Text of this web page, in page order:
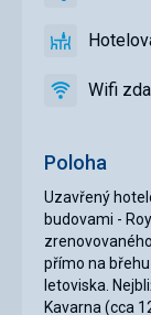
Poloha
Uzavřený
budovami -
přímo na
letoviska.
Kavarna (cca
Lehátka
a
slunečníky
na
Hotelová
ano
Wifi
Wifi
ano